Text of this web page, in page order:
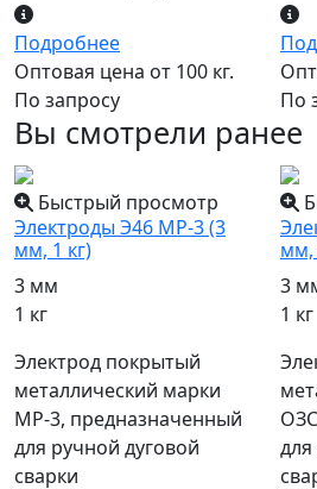
Подробнее
Оптовая цена от 100 кг.
По запросу
По
Вы смотрели ранее
Быстрый просмотр
Электроды Э46 МР-3 (3
мм, 1 кг)
3 мм
1 кг
Электрод покрытый
металлический марки
МР-3, предназначенный
для ручной дуговой
сварки
мм,
3
1 кг